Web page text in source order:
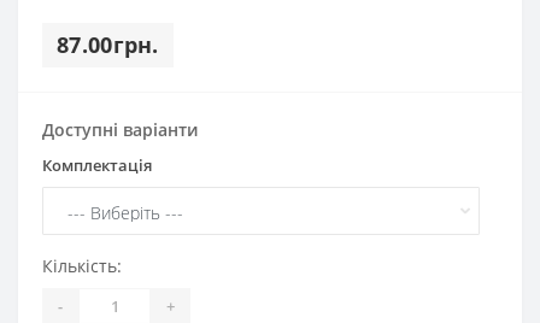
87.00грн.
Доступні варіанти
Комплектація
Кількість:
- +